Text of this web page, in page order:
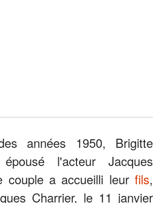
années 1950, Brigitte
l'acteur Jacques
couple a accueilli leur fils,
Charrier, le 11 janvier